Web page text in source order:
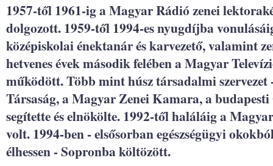
1957-től 1961-ig a Magyar Rádió zenei
dolgozott. 1959-től 1994-es nyugdíjba
középiskolai énektanár és karvezető, valamint
hetvenes évek második felében a Magyar
működött. Több mint húsz társadalmi
Társaság, a Magyar Zenei Kamara, a
segítette és elnökölte. 1992-től haláláig a
volt. 1994-ben - elsősorban egészségügyi
élhessen - Sopronba költözött.